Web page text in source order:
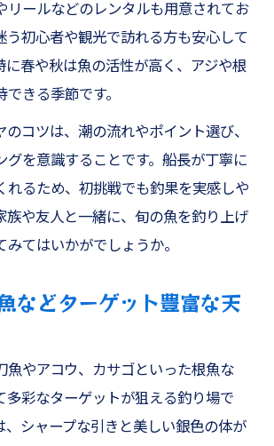
リールなどのレンタルも用意されてお
う初心者や観光で訪れる方も安心して
に春や秋は魚の活性が高く、アジや根
きる季節です。
のコツは、潮の流れやポイント選び、
グを意識することです。船長が丁寧に
れるため、初挑戦でも釣果を実感しや
族や友人と一緒に、旬の魚を釣り上げ
みてはいかがでしょうか。
などターゲット豊富な天
魚やアコウ、カサゴといった根魚な
多彩なターゲットが狙える釣り場で
、シャープな引きと美しい銀色の体が